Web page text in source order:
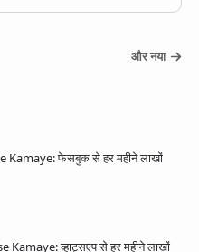
और नया
Kamaye: फेसबुक से हर महीने लाखों
व्हाट्सएप से हर महीने लाखों